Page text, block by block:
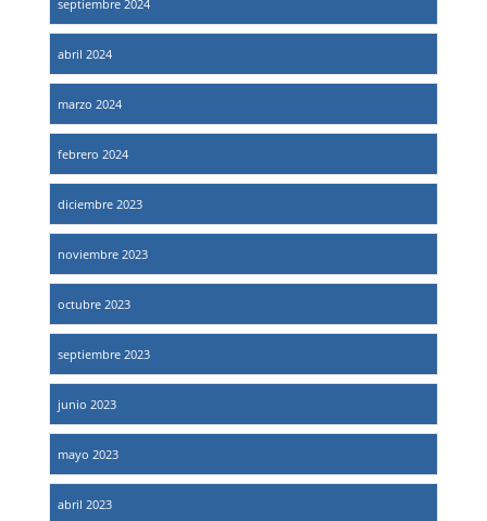
septiembre 2024
abril 2024
marzo 2024
febrero 2024
diciembre 2023
noviembre 2023
octubre 2023
septiembre 2023
junio 2023
mayo 2023
abril 2023